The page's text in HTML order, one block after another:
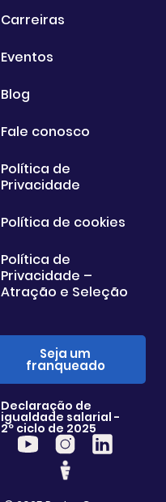
Carreiras
Eventos
Blog
Fale conosco
Política de
Privacidade
Política de cookies
Política de
Privacidade –
Atração e Seleção
Seja um
franqueado
Declaração de
igualdade salarial -
2º ciclo de 2025